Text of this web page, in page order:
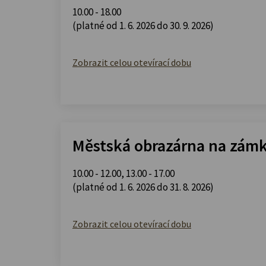
10.00 - 18.00
(platné od 1. 6. 2026 do 30. 9. 2026)
Zobrazit celou otevírací dobu
Městská obrazárna na
10.00 - 12.00, 13.00 - 17.00
(platné od 1. 6. 2026 do 31. 8. 2026)
Zobrazit celou otevírací dobu